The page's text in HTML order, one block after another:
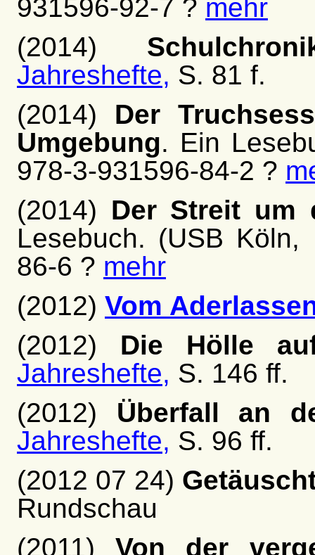
931596-92-7 ? mehr
(2014)
Jahreshefte, S. 81 f.
(2014) Der
Umgebung. Ein
978-3-931596-84-2 ?
(2014) Der Streit um
Lesebuch. (USB
86-6 ? mehr
(2012) Vom
(2012) Die Hölle
Jahreshefte, S. 146 ff.
(2012) Überfall an
Jahreshefte, S. 96 ff.
(2012 07 24)
Rundschau
(2011)Von der